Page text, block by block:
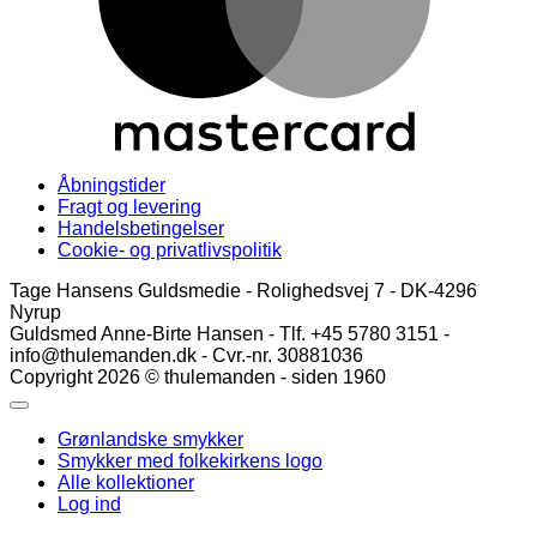
Åbningstider
Fragt og levering
Handelsbetingelser
Cookie- og privatlivspolitik
Tage Hansens Guldsmedie - Rolighedsvej 7 - DK-4296
Nyrup
Guldsmed Anne-Birte Hansen - Tlf. +45 5780 3151 -
info@thulemanden.dk - Cvr.-nr. 30881036
Copyright 2026 © thulemanden - siden 1960
Grønlandske smykker
Smykker med folkekirkens logo
Alle kollektioner
Log ind